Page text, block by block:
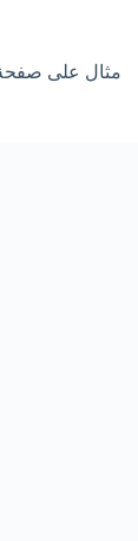
مثال على